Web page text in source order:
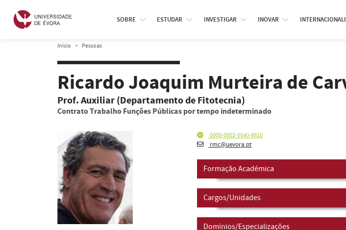
SOBRE ESTUDAR INVESTIGAR INOVAR
Início Pessoas
Ricardo Joaquim Murteira de
Prof. Auxiliar (Departamento de Fitotecnia)
Contrato Trabalho Funções Públicas por tempo indeterminado
0000-0002-5540-9810
rmc@uevora.pt
Formação Académica
Cargos/Unidades
Domínios/Especializações